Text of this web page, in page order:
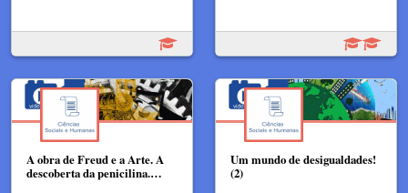
A obra de Freud e a Arte. A
descoberta da penicilina.…
Um mundo de desigualdades!
(2)